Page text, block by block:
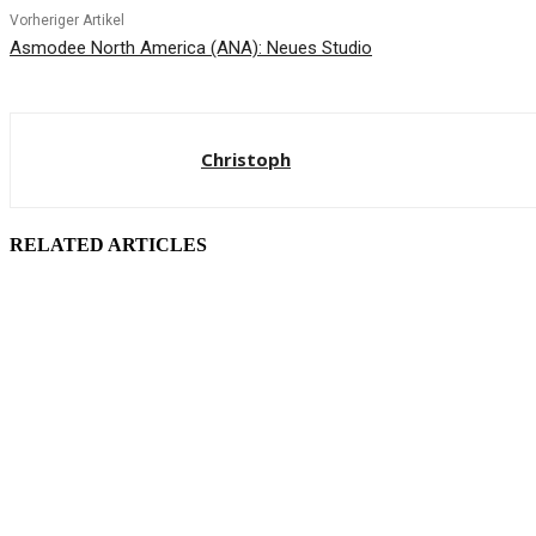
Vorheriger Artikel
Asmodee North America (ANA): Neues Studio
Christoph
RELATED ARTICLES